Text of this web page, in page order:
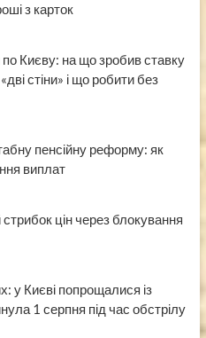
з карток
Києву: на що зробив ставку
стіни» і що робити без
пенсійну реформу: як
виплат
цін через блокування
у Києві попрощалися із
1 серпня під час обстрілу